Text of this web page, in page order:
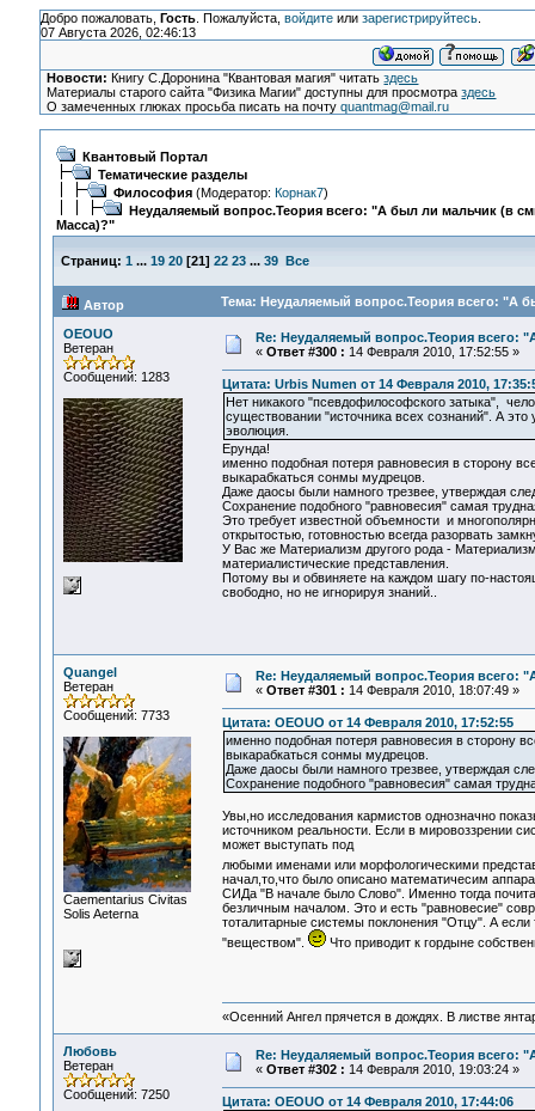
Добро пожаловать, Гость. Пожалуйста, войдитеили зарегистрируйтесь.
07 Августа 2026, 02:46:13
Новости: Книгу С.Доронина "Квантовая магия" читатьздесь
Материалы старого сайта "Физика Магии" доступны для просмотраздесь
О замеченных глюках просьба писать на почтуquantmag@mail.ru
Квантовый Портал
Тематические разделы
Философия(Модератор: Корнак7)
Неудаляемый вопрос.Теория всего: "А был ли мальчик (в
Масса)?"
Страниц: 1 ... 19 20[21] 22 23 ... 39 Все
Автор Тема: Неудаляемый вопрос.Теория всего: "А
OEOUO
Ветеран
Сообщений: 1283
Re: Неудаляемый вопрос.Теория всего:
« Ответ #300 : 14 Февраля 2010, 17:52:55 »
Цитата: Urbis Numen от 14 Февраля 2010,
Нет никакого "псевдофилософского затыка",
существовании "источника всех сознаний". А это
эволюция.
Ерунда!
именно подобная потеря равновесия в сторону
выкарабкаться сонмы мудрецов.
Даже даосы были намного трезвее, утверждая
Сохранение подобного "равновесия" самая
Это требует известной объемности и
открытостью, готовностью всегда разорвать
У Вас же Материализм другого рода -
материалистические представления.
Потому вы и обвиняете на каждом шагу по-
свободно, но не игнорируя знаний..
Quangel
Ветеран
Сообщений: 7733
Сaementarius Civitas
Solis Aeterna
Re: Неудаляемый вопрос.Теория всего:
« Ответ #301 : 14 Февраля 2010, 18:07:49 »
Цитата: OEOUO от 14 Февраля 2010, 17:52:55
именно подобная потеря равновесия в сторону
выкарабкаться сонмы мудрецов.
Даже даосы были намного трезвее, утверждая
Сохранение подобного "равновесия" самая
Увы,но исследования кармистов однозначно
источником реальности. Если в мировоззрении
может выступать под
любыми именами или морфологическими
начал,то,что было описано математичесим
СИДа "В начале было Слово". Именно тогда
безличным началом. Это и есть "равновесие"
тоталитарные системы поклонения "Отцу". А
"веществом".
Что приводит к гордыне
«Осенний Ангел прячется в дождях. В листве
Любовь
Ветеран
Сообщений: 7250
Re: Неудаляемый вопрос.Теория всего:
« Ответ #302 : 14 Февраля 2010, 19:03:24 »
Цитата: OEOUO от 14 Февраля 2010, 17:44:06